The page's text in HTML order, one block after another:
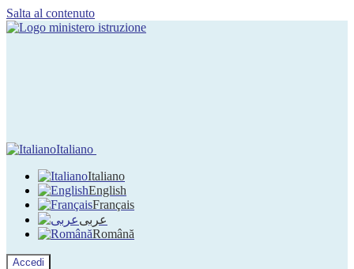
Salta al contenuto
Italiano
Italiano
English
Français
عربى
Română
Accedi